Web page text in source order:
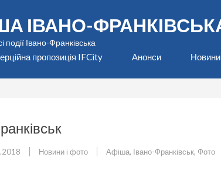
ІВАНО-
Івано-Франківська
пропозиція IFCity Анонси Новини
Новини і фото Афіша, Івано-Франківськ, Фото